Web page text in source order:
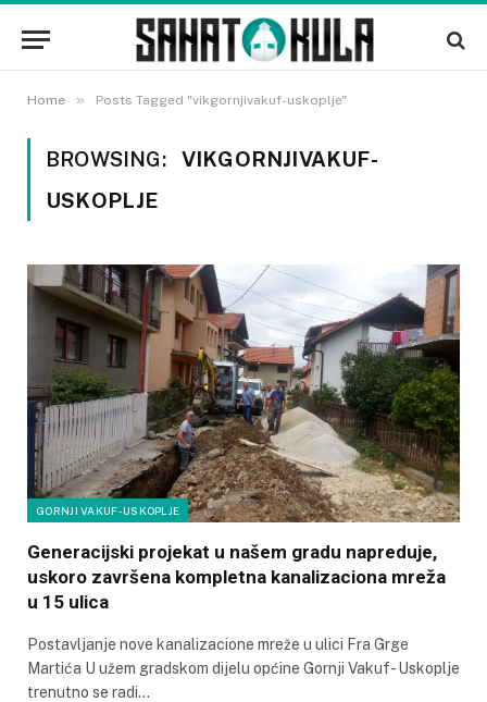
Home » Posts Tagged "vikgornjivakuf-uskoplje"
BROWSING:
VIKGORNJIVAKUF-
USKOPLJE
GORNJI VAKUF-USKOPLJE
Generacijski projekat u našem gradu napreduje,
uskoro završena kompletna kanalizaciona mreža
u 15 ulica
Postavljanje nove kanalizacione mreže u ulici Fra Grge
Martića U užem gradskom dijelu općine Gornji Vakuf- Uskoplje
trenutno se radi…